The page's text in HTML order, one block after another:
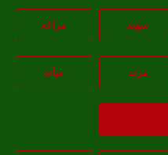
سهند مراغه
مرند ميانه